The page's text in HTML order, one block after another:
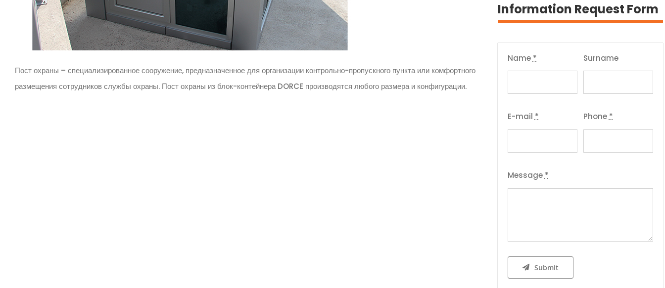
Пост охраны – специализированное сооружение, предназначенное для организации контрольно-пропускного пункта или комфортного
размещения сотрудников службы охраны. Пост охраны из блок-контейнера DORCE производятся любого размера и конфигурации.
Information Request Form
Name *
E-mail*
Surname
Phone*
Message *
Submit